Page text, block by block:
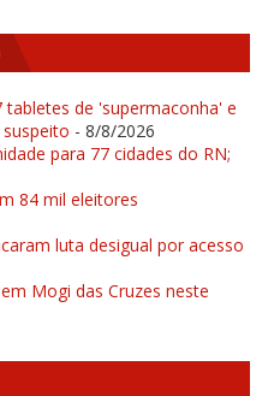
de 'supermaconha' e
- 8/8/2026
para 77 cidades do RN;
84 mil eleitores
luta desigual por acesso
Mogi das Cruzes neste